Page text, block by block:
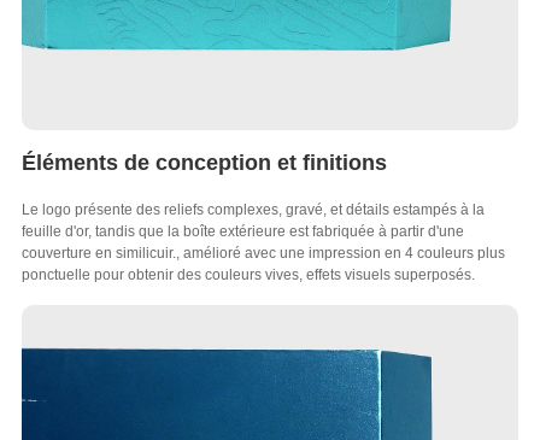
Éléments de conception et finitions
Le logo présente des reliefs complexes, gravé, et détails estampés à la
feuille d'or, tandis que la boîte extérieure est fabriquée à partir d'une
couverture en similicuir., amélioré avec une impression en 4 couleurs plus
ponctuelle pour obtenir des couleurs vives, effets visuels superposés.